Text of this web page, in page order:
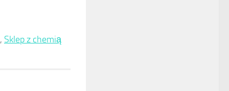
, Sklep z chemią